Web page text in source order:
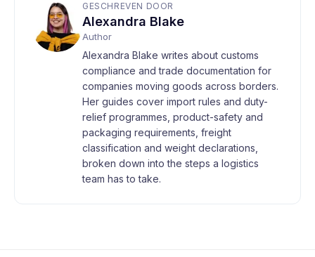
GESCHREVEN DOOR
Alexandra Blake
Author
Alexandra Blake writes about customs
compliance and trade documentation for
companies moving goods across borders.
Her guides cover import rules and duty-
relief programmes, product-safety and
packaging requirements, freight
classification and weight declarations,
broken down into the steps a logistics
team has to take.